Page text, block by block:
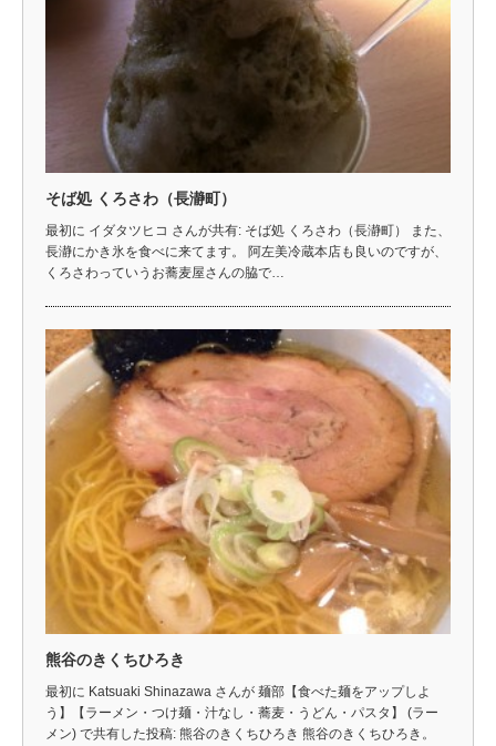
そば処 くろさわ（長瀞町）
最初に イダタツヒコ さんが共有: そば処 くろさわ（長瀞町） また、
長瀞にかき氷を食べに来てます。 阿左美冷蔵本店も良いのですが、
くろさわっていうお蕎麦屋さんの脇で…
熊谷のきくちひろき
最初に Katsuaki Shinazawa さんが 麺部【食べた麺をアップしよ
う】【ラーメン・つけ麺・汁なし・蕎麦・うどん・パスタ】 (ラー
メン) で共有した投稿: 熊谷のきくちひろき 熊谷のきくちひろき。